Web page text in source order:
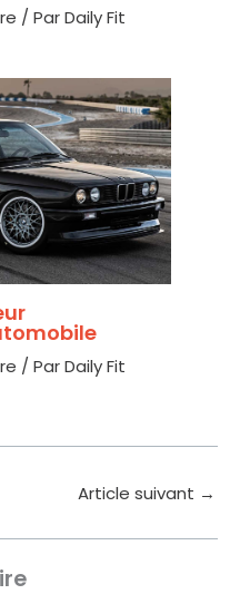
/ ParDaily Fit
/ ParDaily Fit
Article suivant →